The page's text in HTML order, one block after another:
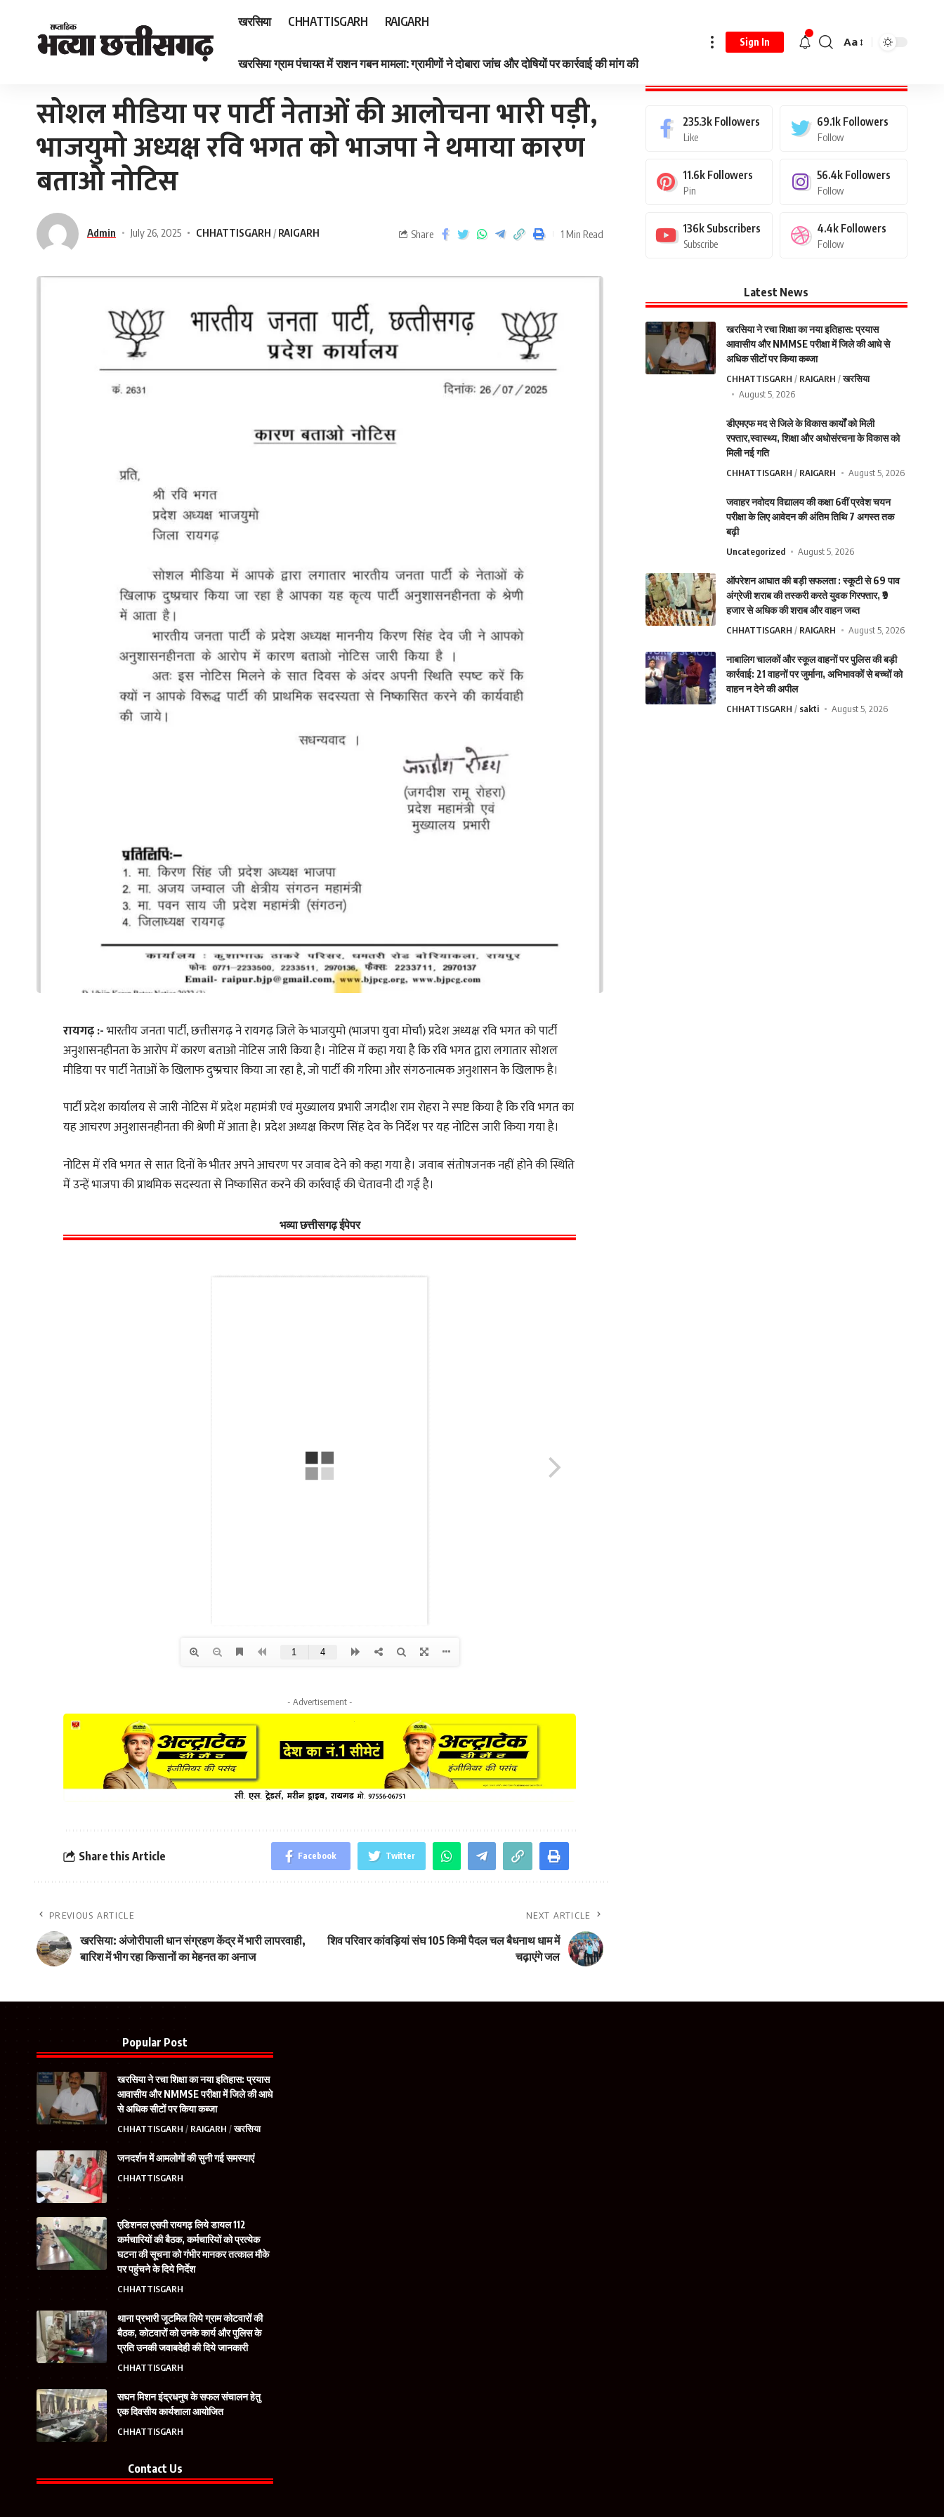
खरसिया CHHATTISGARH RAIGARH
खरसिया ग्राम पंचायत में राशन गबन मामला: ग्रामीणों ने दोबारा जांच और दोषियों पर कार्रवाई की मांग की
Sign In Aa
सोशल मीडिया पर पार्टी नेताओं की आलोचना भारी पड़ी,
भाजयुमो अध्यक्ष रवि भगत को भाजपा ने थमाया कारण
बताओ नोटिस
Admin July 26, 2025 CHHATTISGARH RAIGARH Share 1 Min Read
रायगढ़ :-भारतीय जनता पार्टी, छत्तीसगढ़ ने रायगढ़ जिले के भाजयुमो (भाजपा युवा मोर्चा) प्रदेश अध्यक्ष रवि भगत को पार्टी
अनुशासनहीनता के आरोप में कारण बताओ नोटिस जारी किया है। नोटिस में कहा गया है कि रवि भगत द्वारा लगातार सोशल
मीडिया पर पार्टी नेताओं के खिलाफ दुष्प्रचार किया जा रहा है, जो पार्टी की गरिमा और संगठनात्मक अनुशासन के खिलाफ है।
पार्टी प्रदेश कार्यालय से जारी नोटिस में प्रदेश महामंत्री एवं मुख्यालय प्रभारी जगदीश राम रोहरा ने स्पष्ट किया है कि रवि भगत का
यह आचरण अनुशासनहीनता की श्रेणी में आता है। प्रदेश अध्यक्ष किरण सिंह देव के निर्देश पर यह नोटिस जारी किया गया है।
नोटिस में रवि भगत से सात दिनों के भीतर अपने आचरण पर जवाब देने को कहा गया है। जवाब संतोषजनक नहीं होने की स्थिति
में उन्हें भाजपा की प्राथमिक सदस्यता से निष्कासित करने की कार्रवाई की चेतावनी दी गई है।
भव्या छत्तीसगढ़ ईपेपर
- Advertisement -
Share this Article Facebook Twitter
PREVIOUS ARTICLE
खरसिया: अंजोरीपाली धान संग्रहण केंद्र में भारी लापरवाही,
बारिश में भीग रहा किसानों का मेहनत का अनाज
NEXT ARTICLE
शिव परिवार कांवड़ियां संघ 105 किमी पैदल चल बैधनाथ धाम में
चढ़ाएंगे जल
235.3k Followers
Like
69.1k Followers
Follow
11.6k Followers
Pin
56.4k Followers
Follow
136k Subscribers
Subscribe
4.4k Followers
Follow
Latest News
खरसिया ने रचा शिक्षा का नया इतिहास: प्रयास
आवासीय और NMMSE परीक्षा में जिले की आधे से
अधिक सीटों पर किया कब्जा
CHHATTISGARH RAIGARH
खरसिया
August 5, 2026
डीएमएफ मद से जिले के विकास कार्यों को मिली
रफ्तार,स्वास्थ्य, शिक्षा और अधोसंरचना के विकास को
मिली नई गति
CHHATTISGARH RAIGARH August 5, 2026
जवाहर नवोदय विद्यालय की कक्षा 6वीं प्रवेश चयन
परीक्षा के लिए आवेदन की अंतिम तिथि 7 अगस्त तक
बढ़ी
Uncategorized August 5, 2026
ऑपरेशन आघात की बड़ी सफलता : स्कूटी से 69 पाव
अंग्रेजी शराब की तस्करी करते युवक गिरफ्तार, ₹9
हजार से अधिक की शराब और वाहन जब्त
CHHATTISGARH RAIGARH August 5, 2026
नाबालिग चालकों और स्कूल वाहनों पर पुलिस की बड़ी
कार्रवाई: 21 वाहनों पर जुर्माना, अभिभावकों से बच्चों को
वाहन न देने की अपील
CHHATTISGARH sakti August 5, 2026
Popular Post
खरसिया ने रचा शिक्षा का नया इतिहास: प्रयास
आवासीय और NMMSE परीक्षा में जिले की आधे
से अधिक सीटों पर किया कब्जा
CHHATTISGARH RAIGARH खरसिया
जनदर्शन में आमलोगों की सुनी गई समस्याएं
CHHATTISGARH
एडिशनल एसपी रायगढ़ लिये डायल 112
कर्मचारियों की बैठक, कर्मचारियों को प्रत्येक
घटना की सूचना को गंभीर मानकर तत्काल मौके
पर पहुंचने के दिये निर्देश
CHHATTISGARH
थाना प्रभारी जूटमिल लिये ग्राम कोटवारों की
बैठक, कोटवारों को उनके कार्य और पुलिस के
प्रति उनकी जवाबदेही की दिये जानकारी
CHHATTISGARH
सघन मिशन इंद्रधनुष के सफल संचालन हेतु
एक दिवसीय कार्यशाला आयोजित
CHHATTISGARH
Contact Us